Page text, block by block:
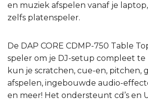
en muziek afspelen vanaf je
zelfs platenspeler.
De DAP CORE CDMP-750 Table
speler om je DJ-setup compleet te
kun je scratchen, cue-en, pitchen,
afspelen, ingebouwde audio-
en meer! Het ondersteunt cd’s en